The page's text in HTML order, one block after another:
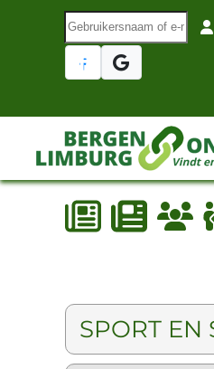
Terug naar hoofdinhoud
Gebruikersnaam of e-mail
SPORT EN